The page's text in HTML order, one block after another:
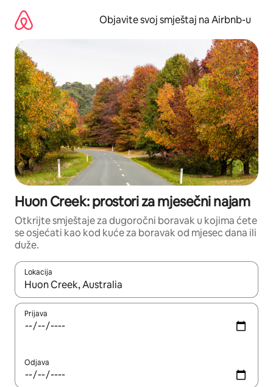
sadržaj
Objavite svoj smještaj na Airbnb-u
Huon Creek: prostori za mjesečni najam
Otkrijte smještaje za dugoročni boravak u kojima ćete
se osjećati kao kod kuće za boravak od mjesec dana ili
duže.
Lokacija
Kad su rezultati dostupni, možete da se krećete kroz njih
Prijava
Odjava